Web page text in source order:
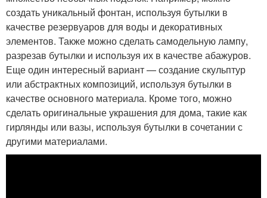
создать уникальный фонтан, используя бутылки в
качестве резервуаров для воды и декоративных
элементов. Также можно сделать самодельную лампу,
разрезав бутылки и используя их в качестве абажуров.
Еще один интересный вариант — создание скульптур
или абстрактных композиций, используя бутылки в
качестве основного материала. Кроме того, можно
сделать оригинальные украшения для дома, такие как
гирлянды или вазы, используя бутылки в сочетании с
другими материалами.